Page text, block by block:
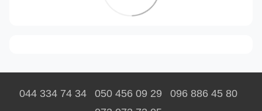
044 334 74 34 050 456 09 29
096 886 45 80